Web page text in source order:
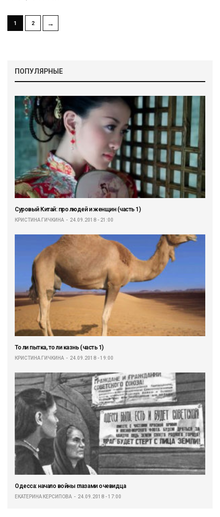
1 2 →
ПОПУЛЯРНЫЕ
Суровый Китай: про людей и женщин (часть 1)
КРИСТИНА ГИЧКИНА 24.09.2018 - 21:00
То ли пытка, то ли казнь (часть 1)
КРИСТИНА ГИЧКИНА 24.09.2018 - 19:00
Одесса: начало войны глазами очевидца
ЕКАТЕРИНА КЕРСИПОВА 24.09.2018 - 17:00